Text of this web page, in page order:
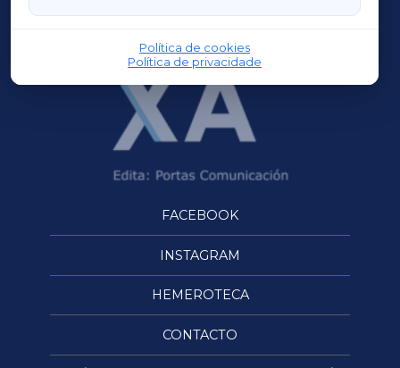
Política de cookies
Política de privacidade
OURENSEXA
FACEBOOK
INSTAGRAM
HEMEROTECA
CONTACTO